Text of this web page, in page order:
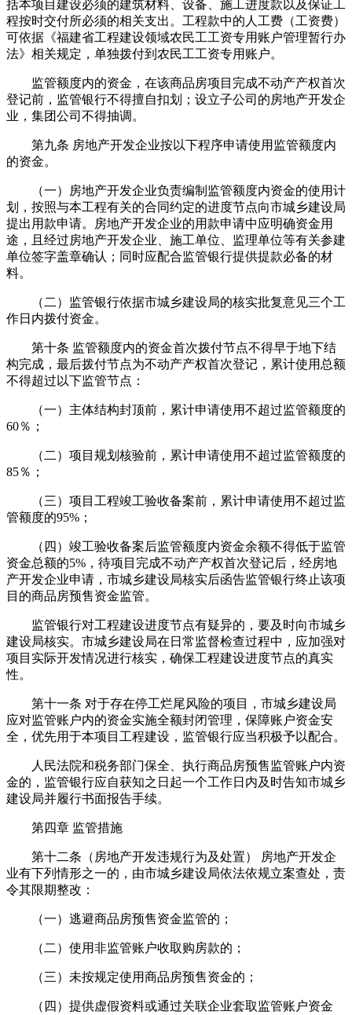
括本项目建设必须的建筑材料、设备、施工进度款以及保证工
程按时交付所必须的相关支出。工程款中的人工费（工资费）
可依据《福建省工程建设领域农民工工资专用账户管理暂行办
法》相关规定，单独拨付到农民工工资专用账户。
监管额度内的资金，在该商品房项目完成不动产产权首次
登记前，监管银行不得擅自扣划；设立子公司的房地产开发企
业，集团公司不得抽调。
第九条 房地产开发企业按以下程序申请使用监管额度内
的资金。
（一）房地产开发企业负责编制监管额度内资金的使用计
划，按照与本工程有关的合同约定的进度节点向市城乡建设局
提出用款申请。房地产开发企业的用款申请中应明确资金用
途，且经过房地产开发企业、施工单位、监理单位等有关参建
单位签字盖章确认；同时应配合监管银行提供提款必备的材
料。
（二）监管银行依据市城乡建设局的核实批复意见三个工
作日内拨付资金。
第十条 监管额度内的资金首次拨付节点不得早于地下结
构完成，最后拨付节点为不动产产权首次登记，累计使用总额
不得超过以下监管节点：
（一）主体结构封顶前，累计申请使用不超过监管额度的
60％；
（二）项目规划核验前，累计申请使用不超过监管额度的
85％；
（三）项目工程竣工验收备案前，累计申请使用不超过监
管额度的95%；
（四）竣工验收备案后监管额度内资金余额不得低于监管
资金总额的5%，待项目完成不动产产权首次登记后，经房地
产开发企业申请，市城乡建设局核实后函告监管银行终止该项
目的商品房预售资金监管。
监管银行对工程建设进度节点有疑异的，要及时向市城乡
建设局核实。市城乡建设局在日常监督检查过程中，应加强对
项目实际开发情况进行核实，确保工程建设进度节点的真实
性。
第十一条 对于存在停工烂尾风险的项目，市城乡建设局
应对监管账户内的资金实施全额封闭管理，保障账户资金安
全，优先用于本项目工程建设，监管银行应当积极予以配合。
人民法院和税务部门保全、执行商品房预售监管账户内资
金的，监管银行应自获知之日起一个工作日内及时告知市城乡
建设局并履行书面报告手续。
第四章 监管措施
第十二条（房地产开发违规行为及处置） 房地产开发企
业有下列情形之一的，由市城乡建设局依法依规立案查处，责
令其限期整改：
（一）逃避商品房预售资金监管的；
（二）使用非监管账户收取购房款的；
（三）未按规定使用商品房预售资金的；
（四）提供虚假资料或通过关联企业套取监管账户资金